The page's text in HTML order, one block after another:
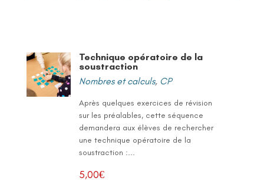
Technique opératoire de la
soustraction
Nombres et calculs, CP
Après quelques exercices de révision
sur les préalables, cette séquence
demandera aux élèves de rechercher
une technique opératoire de la
soustraction :...
5,00€